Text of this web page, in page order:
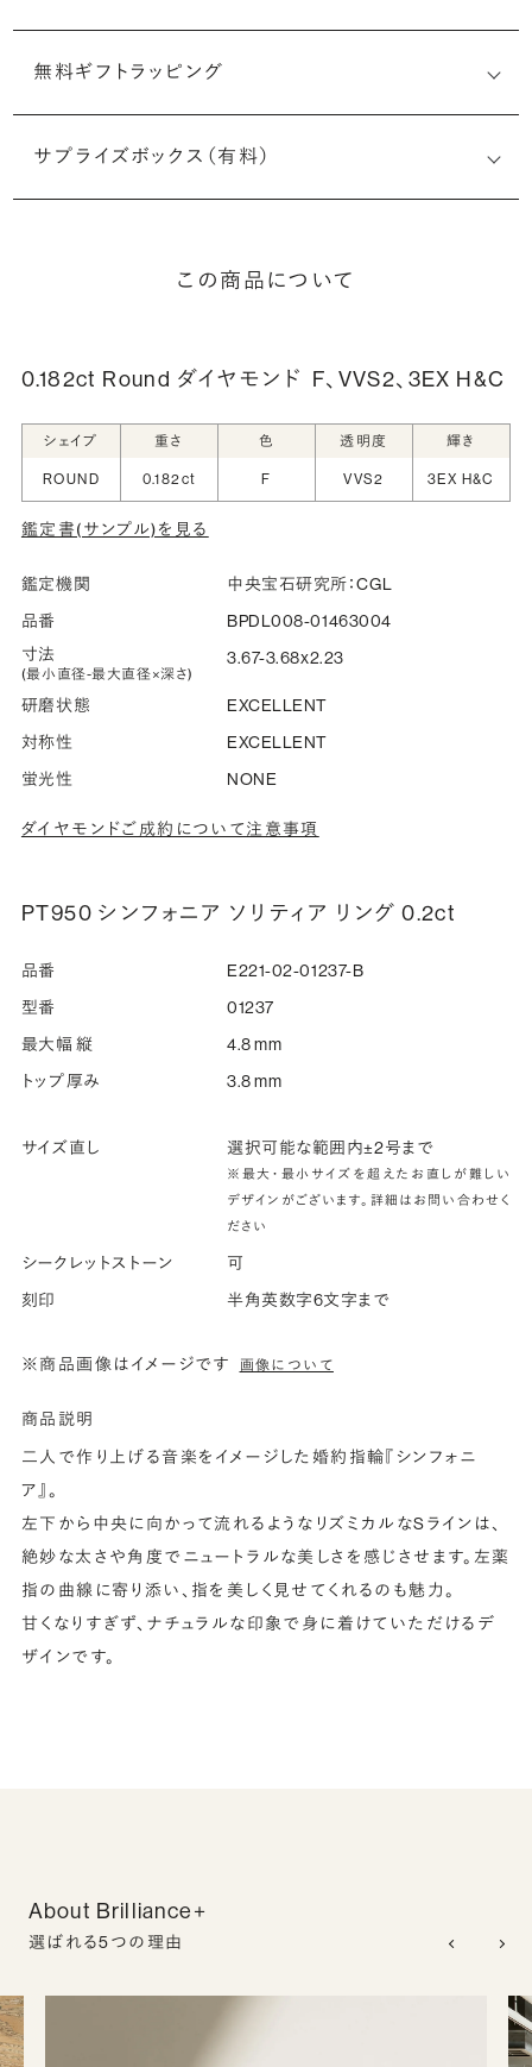
印することができます。注文前だけでなく購入後の刻印も、
リングに初めて施す初回の刻印は、無料にて承ります（デザ
細は「商品仕様」欄をご確認ください）。
シークレットストーン：指輪の内側に留める宝石のこ
と
指輪の内側に、誕生石やピンクダイヤモンドなど、お好みの
宝石を選んでセッティングすることができます。ショッピング
詳しく見る
無料ギフトラッピング
サプライズボックス（有料）
この商品について
0.182ct Round ダイヤモンド F、VVS2、3EX H&C
シェイプ 重さ 色 透明度 輝き
ROUND 0.182ct F VVS2 3EX H&C
鑑定書(サンプル)を見る
鑑定機関
中央宝石研究所：CGL
品番
BPDL008-01463004
寸法
(最小直径-最大直径×深さ)
3.67-3.68x2.23
研磨状態
EXCELLENT
対称性
EXCELLENT
蛍光性
NONE
ダイヤモンドご成約について注意事項
PT950 シンフォニア ソリティア リング 0.2ct
品番
E221-02-01237-B
型番
01237
最大幅 縦
4.8 mm
トップ厚み
3.8 mm
サイズ直し 選択可能な範囲内±2号まで
※最大・最小サイズを超えたお直しが難しい
デザインがございます。詳細はお問い合わせく
ださい
シークレットストーン
可
刻印
半角英数字6文字まで
※商品画像はイメージです 画像について
商品説明
二人で作り上げる音楽をイメージした婚約指輪『シンフォニ
ア』。
左下から中央に向かって流れるようなリズミカルなSラインは、
絶妙な太さや角度でニュートラルな美しさを感じさせます。左薬
指の曲線に寄り添い、指を美しく見せてくれるのも魅力。
甘くなりすぎず、ナチュラルな印象で身に着けていただけるデ
ザインです。
About Brilliance+
選ばれる5つの理由